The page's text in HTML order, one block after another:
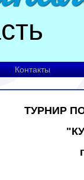
Контакты
ТУРНИР